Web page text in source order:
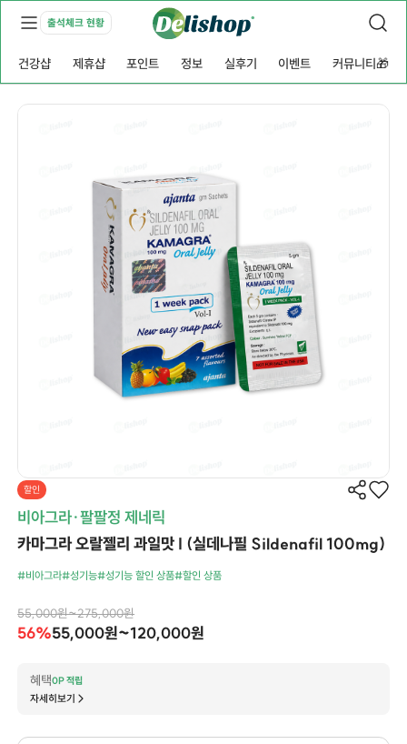
출석체크 현황
건강샵 제휴샵 포인트 정보 실후기 이벤트 커뮤니티🎁
할인
비아그라·팔팔정 제네릭
카마그라 오랄젤리 과일맛 I (실데나필 Sildenafil 100mg)
#비아그라#성기능#성기능 할인 상품#할인 상품
55,000원~275,000원
56%55,000원~120,000원
혜택0P 적립
자세히보기